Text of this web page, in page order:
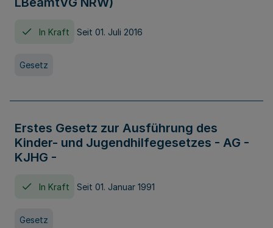
In Kraft Seit 01. Juli 2016
Gesetz
Erstes Gesetz zur Ausführung des
Kinder- und Jugendhilfegesetzes - AG -
KJHG -
In Kraft Seit 01. Januar 1991
Gesetz